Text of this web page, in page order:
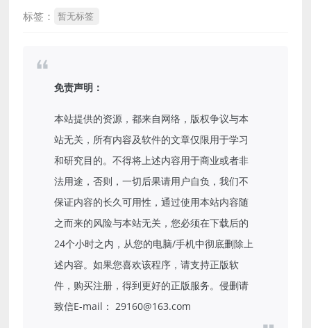
标签： 暂无标签
免责声明：
本站提供的资源，都来自网络，版权争议与本
站无关，所有内容及软件的文章仅限用于学习
和研究目的。不得将上述内容用于商业或者非
法用途，否则，一切后果请用户自负，我们不
保证内容的长久可用性，通过使用本站内容随
之而来的风险与本站无关，您必须在下载后的
24个小时之内，从您的电脑/手机中彻底删除上
述内容。如果您喜欢该程序，请支持正版软
件，购买注册，得到更好的正版服务。侵删请
致信E-mail： 29160@163.com